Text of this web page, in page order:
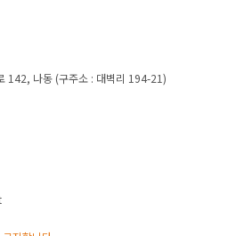
142, 나동 (구주소 : 대벽리 194-21)